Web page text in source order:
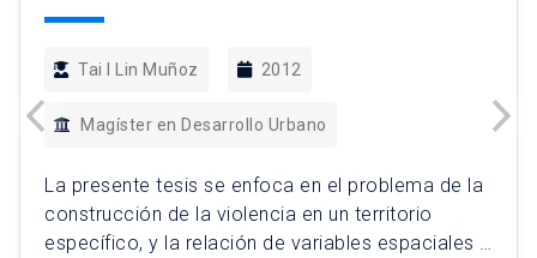
Tai I Lin Muñoz 2012
Magíster en Desarrollo Urbano
La presente tesis se enfoca en el problema de la
construcción de la violencia en un territorio
específico, y la relación de variables espaciales y